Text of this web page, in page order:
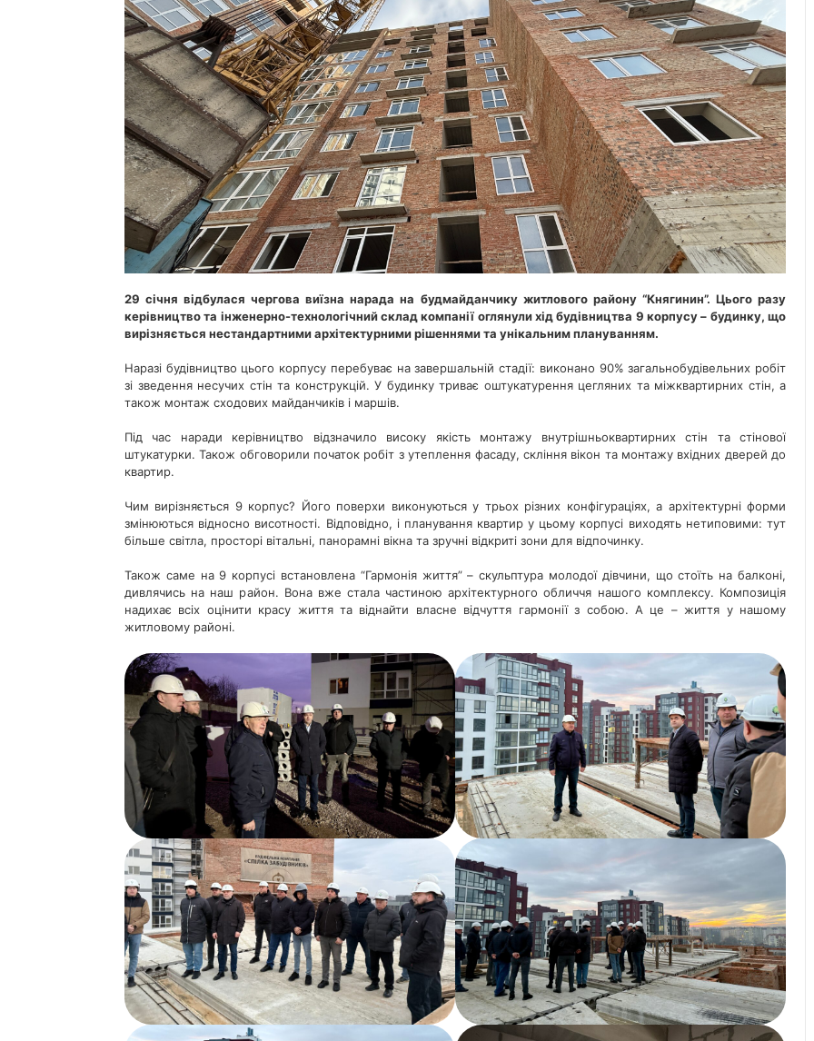
29 січня відбулася чергова виїзна нарада на будмайданчику житлового району “Княгинин”. Цього разу
керівництво та інженерно-технологічний склад компанії оглянули хід будівництва 9 корпусу – будинку, що
вирізняється нестандартними архітектурними рішеннями та унікальним плануванням.
Наразі будівництво цього корпусу перебуває на завершальній стадії: виконано 90% загальнобудівельних робіт
зі зведення несучих стін та конструкцій. У будинку триває оштукатурення цегляних та міжквартирних стін, а
також монтаж сходових майданчиків і маршів.
Під час наради керівництво відзначило високу якість монтажу внутрішньоквартирних стін та стінової
штукатурки. Також обговорили початок робіт з утеплення фасаду, скління вікон та монтажу вхідних дверей до
квартир.
Чим вирізняється 9 корпус? Його поверхи виконуються у трьох різних конфігураціях, а архітектурні форми
змінюються відносно висотності. Відповідно, і планування квартир у цьому корпусі виходять нетиповими: тут
більше світла, просторі вітальні, панорамні вікна та зручні відкриті зони для відпочинку.
Також саме на 9 корпусі встановлена “Гармонія життя” – скульптура молодої дівчини, що стоїть на балконі,
дивлячись на наш район. Вона вже стала частиною архітектурного обличчя нашого комплексу. Композиція
надихає всіх оцінити красу життя та віднайти власне відчуття гармонії з собою. А це – життя у нашому
житловому районі.